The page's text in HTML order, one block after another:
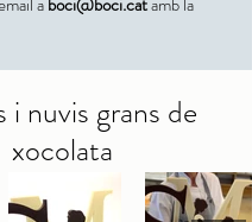
i nuvis grans de
xocolata